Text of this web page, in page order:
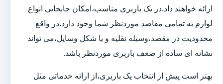
ارائه خواهند داد.در یک باربری مناسب،امکان جابجایی انواع
لوازم به تمامی مقاصد موردنظر شما وجود دارد.در واقع
محدودیت در مقصد،وسیله نقلیه و یا شکل وسایل،می تواند
نشانه ای ساده از ضعف باربری موردنظر باشد.
بهتر است پیش از انتخاب یک باربری،از ارائه خدماتی مثل